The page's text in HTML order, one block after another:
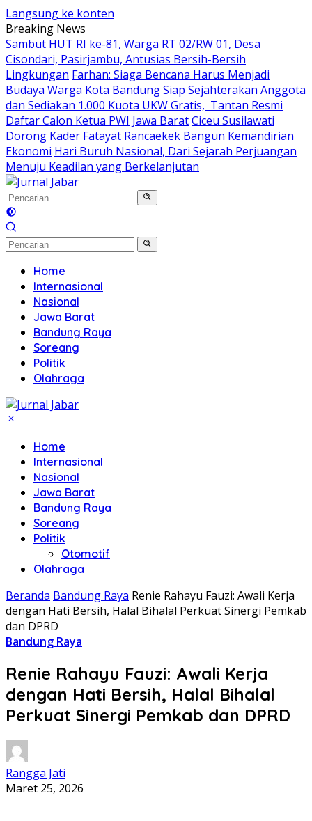
Langsung ke konten
Breaking News
Sambut HUT RI ke-81, Warga RT 02/RW 01, Desa
Cisondari, Pasirjambu, Antusias Bersih-Bersih
Lingkungan Farhan: Siaga Bencana Harus Menjadi
Budaya Warga Kota BandungSiap Sejahterakan Anggota
dan Sediakan 1.000 Kuota UKW Gratis, Tantan Resmi
Daftar Calon Ketua PWI Jawa BaratCiceu Susilawati
Dorong Kader Fatayat Rancaekek Bangun Kemandirian
Ekonomi Hari Buruh Nasional, Dari Sejarah Perjuangan
Menuju Keadilan yang Berkelanjutan
Home
Internasional
Nasional
Jawa Barat
Bandung Raya
Soreang
Politik
Olahraga
Home
Internasional
Nasional
Jawa Barat
Bandung Raya
Soreang
Politik
Otomotif
Olahraga
Beranda Bandung Raya Renie Rahayu Fauzi: Awali Kerja
dengan Hati Bersih, Halal Bihalal Perkuat Sinergi Pemkab
dan DPRD
Bandung Raya
Renie Rahayu Fauzi: Awali Kerja
dengan Hati Bersih, Halal Bihalal
Perkuat Sinergi Pemkab dan DPRD
Rangga Jati
Maret 25, 2026